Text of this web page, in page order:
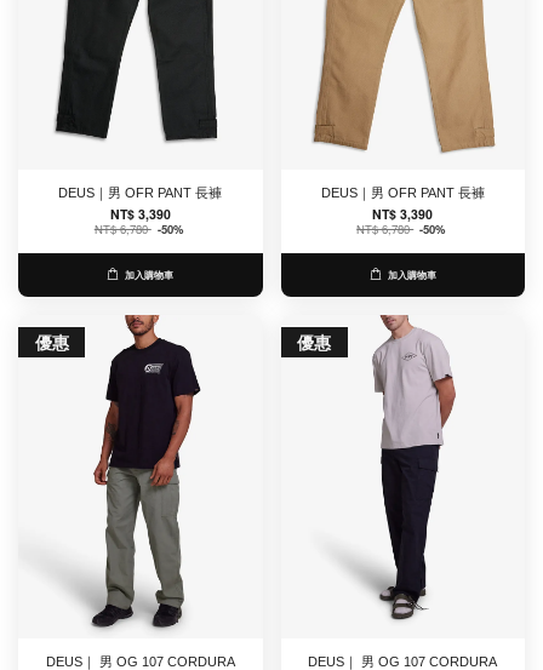
DEUS｜男 OFR PANT 長褲
NT$ 3,390
NT$ 6,780 -50%
加入購物車
DEUS｜男 OFR PANT 長褲
NT$ 3,390
NT$ 6,780 -50%
加入購物車
優惠
DEUS｜ 男 OG 107 CORDURA
優惠
DEUS｜ 男 OG 107 CORDURA